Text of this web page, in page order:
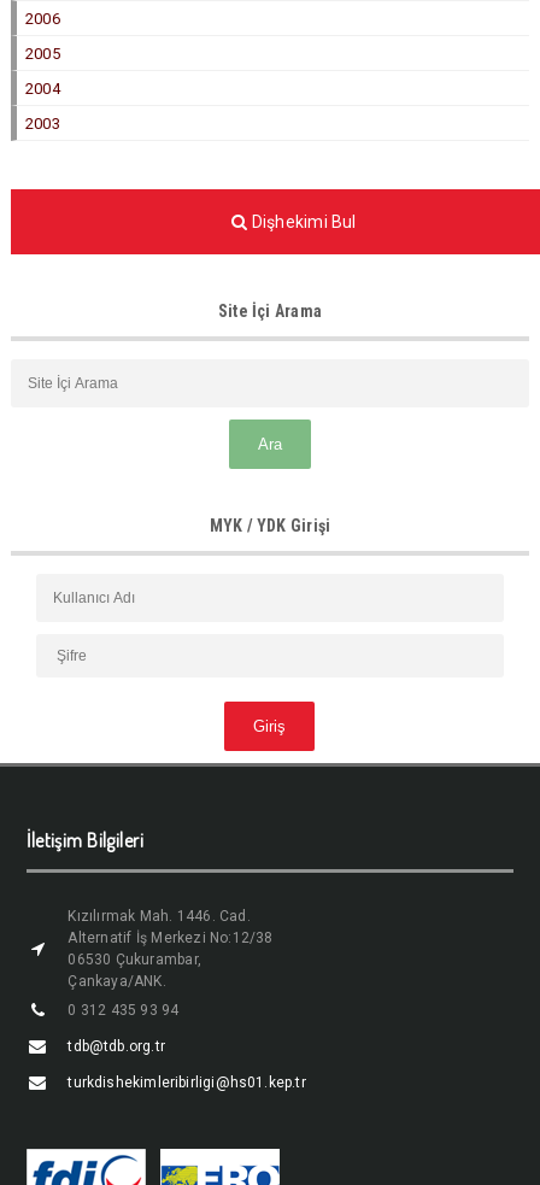
2006
2005
2004
2003
Dişhekimi Bul
Site İçi Arama
MYK / YDK Girişi
İletişim Bilgileri
Kızılırmak Mah. 1446. Cad.
Alternatif İş Merkezi No:12/38
06530 Çukurambar,
Çankaya/ANK.
0 312 435 93 94
tdb@tdb.org.tr
turkdishekimleribirligi@hs01.kep.tr